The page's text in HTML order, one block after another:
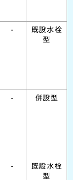
-
既設水栓
型
- 併設型
-
既設水栓
型